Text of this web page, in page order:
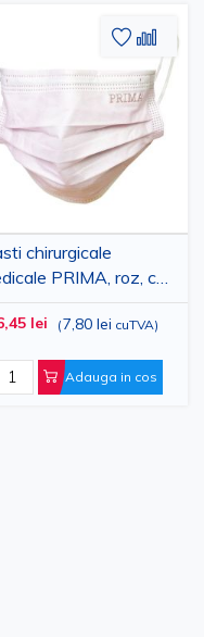
chirurgicale
PRIMA, roz, cu
tip IIR, 3 straturi,
bucati
lei (7,80 lei cuTVA)
Adauga in cos
Lista
de
Dorinte